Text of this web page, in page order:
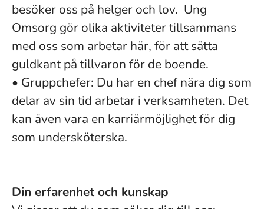
besöker oss på helger och lov. Ung
Omsorg gör olika aktiviteter tillsammans
med oss som arbetar här, för att sätta
guldkant på tillvaron för de boende.
• Gruppchefer: Du har en chef nära dig som
delar av sin tid arbetar i verksamheten. Det
kan även vara en karriärmöjlighet för dig
som undersköterska.
Din erfarenhet och kunskap